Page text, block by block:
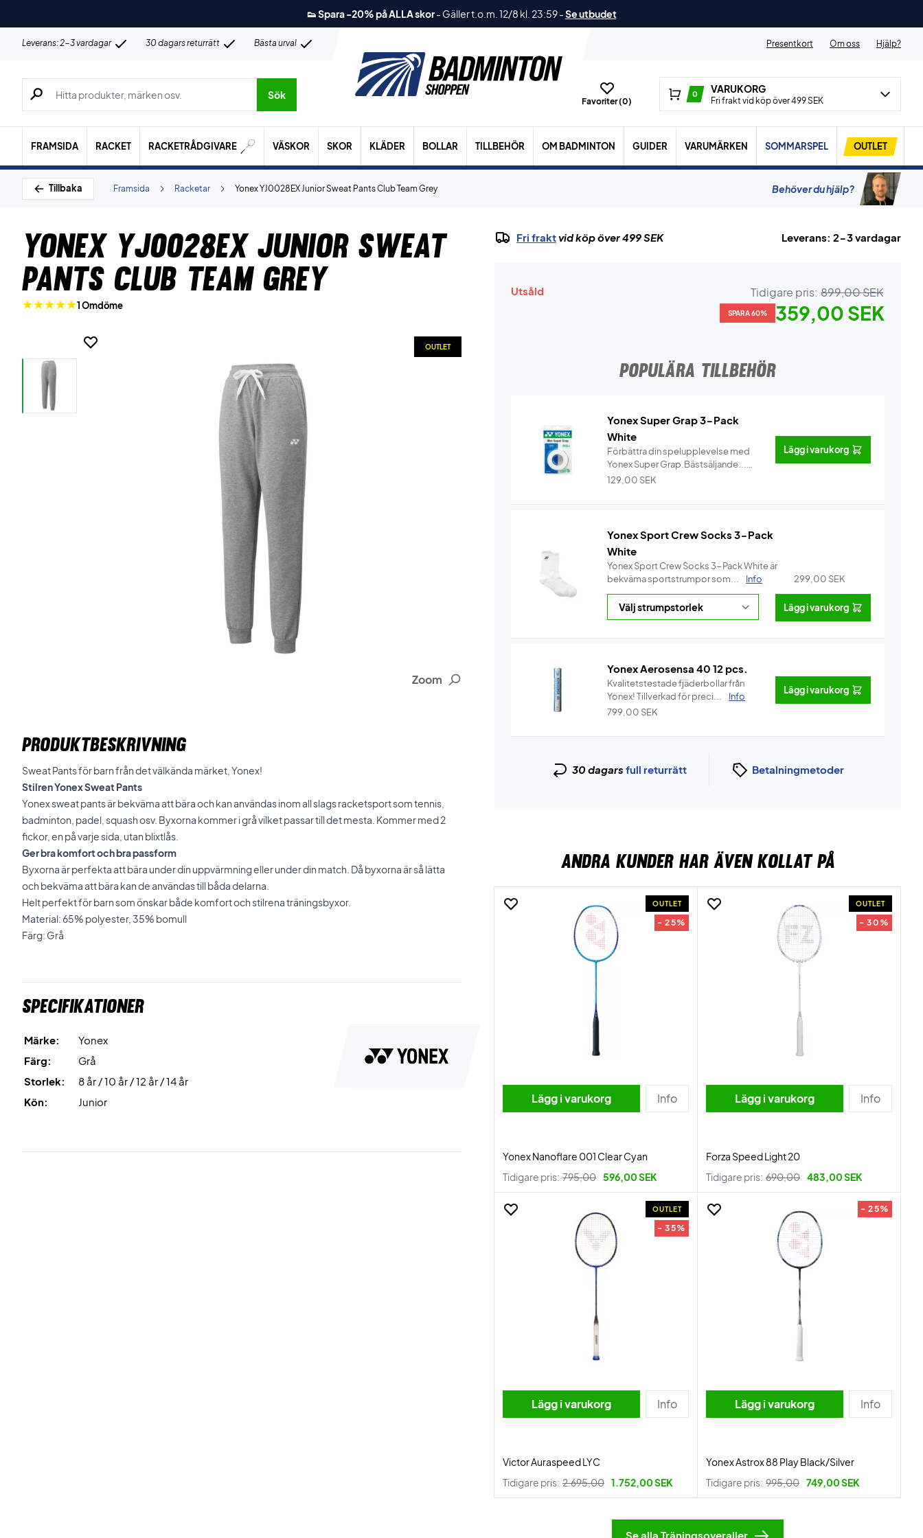
👟 Spara -20% på ALLA skor- Gäller t.o.m. 12/8 kl. 23:59-Se utbudet
Leverans: 2-3 vardagar 30 dagars returrätt Bästa urval Presentkort Om oss Hjälp?
Sök efter produkter, märken osv.
Sök
Favoriter (0)
0 VARUKORG
Fri frakt vid köp över 499 SEK
FRAMSIDA RACKET RACKETRÅDGIVARE VÄSKOR SKOR KLÄDER BOLLAR TILLBEHÖR OM BADMINTON GUIDER VARUMÄRKEN SOMMARSPEL OUTLET
Tillbaka Yonex YJ0028EX Junior Sweat Pants Club Team Grey
Racketar
Framsida Behöver du hjälp?
Yonex YJ0028EX Junior Sweat
Pants Club Team Grey
1 Omdöme
Zoom
OUTLET
PRODUKTBESKRIVNING
Sweat Pants för barn från det välkända märket, Yonex!
Stilren Yonex Sweat Pants
Yonex sweat pants är bekväma att bära och kan användas inom all slags racketsport som tennis,
badminton, padel, squash osv. Byxorna kommer i grå vilket passar till det mesta. Kommer med 2
fickor, en på varje sida, utan blixtlås.
Ger bra komfort och bra passform
Byxorna är perfekta att bära under din uppvärmning eller under din match. Då byxorna är så lätta
och bekväma att bära kan de användas till båda delarna.
Helt perfekt för barn som önskar både komfort och stilrena träningsbyxor.
Material: 65% polyester, 35% bomull
Färg: Grå
Specifikationer
Märke:
Yonex
Färg:
Grå
Storlek:
8 år / 10 år / 12 år / 14 år
Kön:
Junior
Fri fraktvid köp över 499 SEK Leverans: 2-3 vardagar
Utsåld Tidigare pris: 899,00 SEK
SPARA 60% 359,00 SEK
POPULÄRA TILLBEHÖR
Yonex Super Grap 3-Pack
White
Förbättra din spelupplevelse med
Yonex Super Grap.Bästsäljande...
Info
129,00 SEK
Lägg i varukorg
Yonex Sport Crew Socks 3-Pack
White
Yonex Sport Crew Socks 3-Pack White är
bekväma sportstrumpor som...
Info 299,00 SEK
Lägg i varukorg
Yonex Aerosensa 40 12 pcs.
Kvalitetstestade fjäderbollar från
Yonex! Tillverkad för preci...
Info
799,00 SEK
Lägg i varukorg
30 dagars full returrätt Betalningmetoder
ANDRA KUNDER HAR ÄVEN KOLLAT PÅ
OUTLET
- 25%
Lägg i varukorg Info
Yonex Nanoflare 001 Clear Cyan
Tidigare pris: 795,00 596,00 SEK
OUTLET
- 30%
Lägg i varukorg Info
Forza Speed Light 20
Tidigare pris: 690,00 483,00 SEK
OUTLET
- 35%
Lägg i varukorg Info
Victor Auraspeed LYC
Tidigare pris: 2.695,00 1.752,00 SEK
- 25%
Lägg i varukorg Info
Yonex Astrox 88 Play Black/Silver
Tidigare pris: 995,00 749,00 SEK
Se alla Träningsoveraller